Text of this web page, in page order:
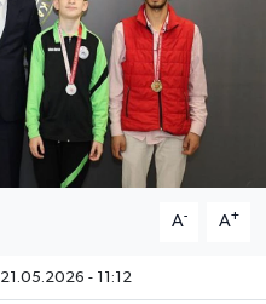
A- A+
21.05.2026 - 11:12